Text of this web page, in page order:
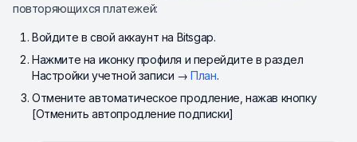
повторяющихся платежей:
Войдите в свой аккаунт на Bitsgap.
Нажмите на иконку профиля и перейдите в раздел
Настройки учетной записи →План.
Отмените автоматическое продление, нажав кнопку
[Отменить автопродление подписки]